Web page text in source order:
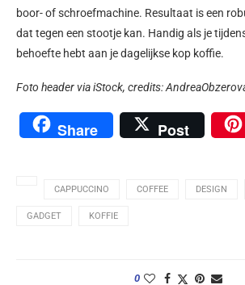
boor- of schroefmachine. Resultaat is een
dat tegen een stootje kan. Handig als je
behoefte hebt aan je dagelijkse kop koffie.
Foto header via iStock, credits:
Share Post
CAPPUCCINO COFFEE DESIGN
GADGET KOFFIE
0